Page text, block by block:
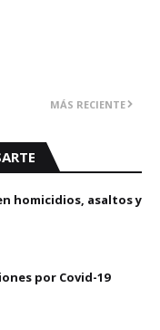
MÁS RECIENTE
homicidios, asaltos y
por Covid-19